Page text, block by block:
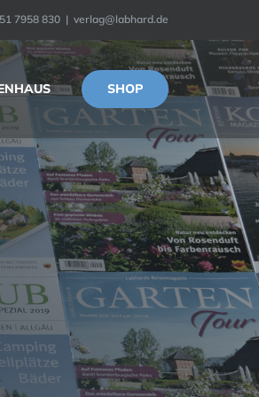
7958 830 | verlag@labhard.de
SHOP
Zurück Weiter